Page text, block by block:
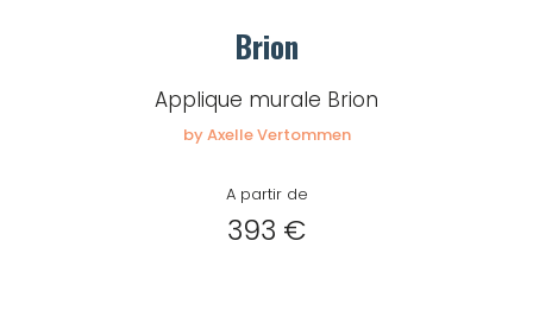
Brion
Applique murale Brion
by Axelle Vertommen
A partir de
393 €